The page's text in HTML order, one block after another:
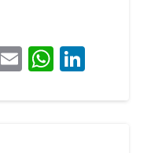
Email